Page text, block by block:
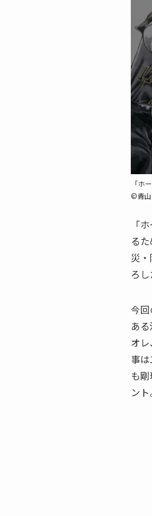
「ホ
©青
「
る
災
ろ
今
あ
オ
事
も
ント